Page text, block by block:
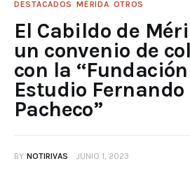
DESTACADOS MÉRIDA OTROS
El Cabildo de
un convenio de
con la “Fundación
Estudio Fernando
Pacheco”
BY NOTIRIVAS JUNIO 1, 2023